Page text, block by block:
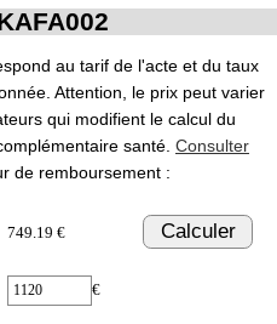
au tarif de l'acte et du taux
Attention, le prix peut varier
qui modifient le calcul du
santé. Consulter
de remboursement :
749.19 € Calculer
€